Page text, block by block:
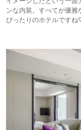
ンな内装。すべてが優
ぴったりのホテルです